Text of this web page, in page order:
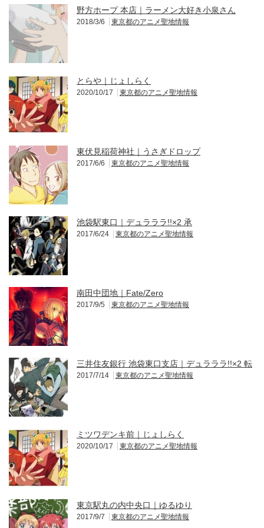
野方ホープ 本店｜ラーメン大好き小泉さん
2018/3/6 東京都のアニメ聖地情報
とらや｜じょしらく
2020/10/17 東京都のアニメ聖地情報
東伏見稲荷神社｜うさぎドロップ
2017/6/6 東京都のアニメ聖地情報
池袋駅東口｜デュラララ!!×2 承
2017/6/24 東京都のアニメ聖地情報
南田中団地｜Fate/Zero
2017/9/5 東京都のアニメ聖地情報
三井住友銀行 池袋東口支店｜デュラララ!!×2 転
2017/7/14 東京都のアニメ聖地情報
ミツワデンキ前｜じょしらく
2020/10/17 東京都のアニメ聖地情報
東京駅丸の内中央口｜ゆるゆり
2017/9/7 東京都のアニメ聖地情報